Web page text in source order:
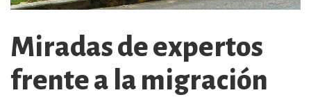
Miradas de expertos
frente a la migración